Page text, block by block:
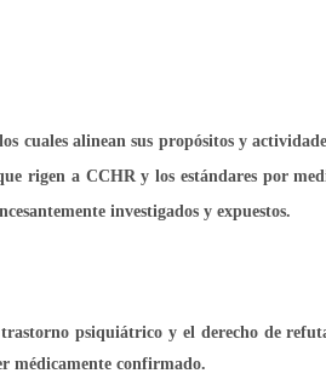
cuales alinean sus propósitos y
rigen a CCHR y los estándares por
investigados y expuestos.
psiquiátrico y el derecho de
médicamente confirmado.